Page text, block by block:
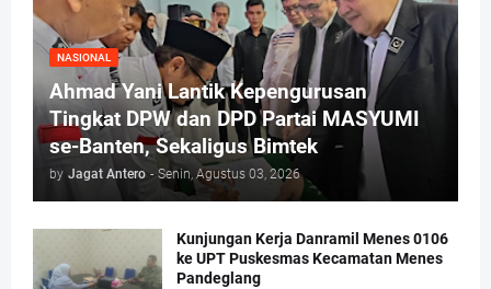
NASIONAL
Ahmad Yani Lantik Kepengurusan
Tingkat DPW dan DPD Partai MASYUMI
se-Banten, Sekaligus Bimtek
by Jagat Antero - Senin, Agustus 03, 2026
Kunjungan Kerja Danramil Menes 0106
ke UPT Puskesmas Kecamatan Menes
Pandeglang